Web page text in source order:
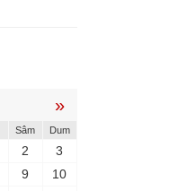
»
Sâm Dum
2
3
9
10